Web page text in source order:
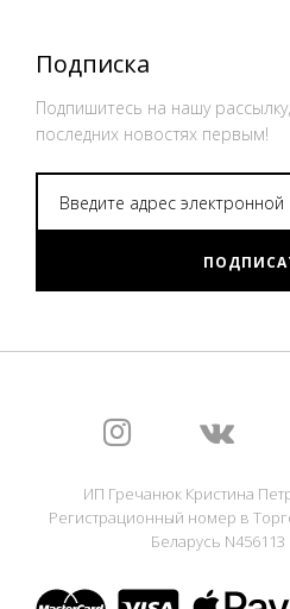
Подписка
Подпишитесь на нашу
последних новостях первым!
ИП Гречанюк Кристина
Регистрационный номер в
Беларусь N456113